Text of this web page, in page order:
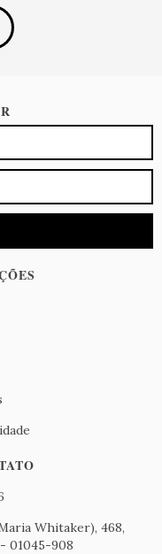
Whitaker), 468,
- 01045-908